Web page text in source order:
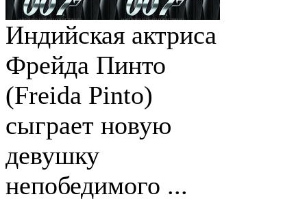
Индийская актриса
Фрейда Пинто
(Freida Pinto)
сыграет новую
девушку
непобедимого ...